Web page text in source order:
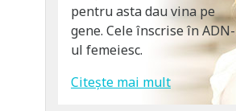
pentru asta dau vina pe
gene. Cele înscrise în ADN-
ul femeiesc.
Citește mai mult